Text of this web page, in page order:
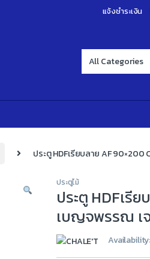
แจ้งชำระเงิน
ประตู HDFเรียบลาย AF 90×200
ประตูไม้
ประตู HDFเรี
เบญจพรรณ เจ
Availability: